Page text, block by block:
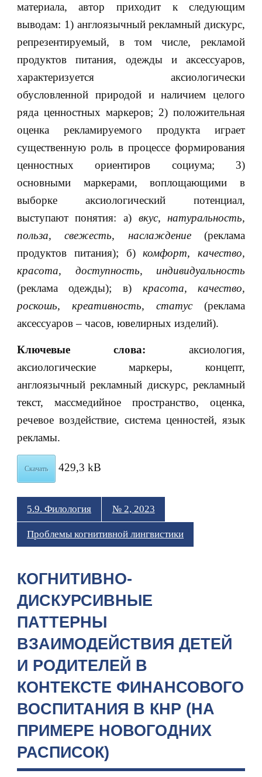
материала, автор приходит к следующим
выводам: 1) англоязычный рекламный дискурс,
репрезентируемый, в том числе, рекламой
продуктов питания, одежды и аксессуаров,
характеризуется аксиологически
обусловленной природой и наличием целого
ряда ценностных маркеров; 2) положительная
оценка рекламируемого продукта играет
существенную роль в процессе формирования
ценностных ориентиров социума; 3)
основными маркерами, воплощающими в
выборке аксиологический потенциал,
выступают понятия: а) вкус, натуральность,
польза, свежесть, наслаждение(реклама
продуктов питания); б)комфорт, качество,
красота, доступность, индивидуальность
(реклама одежды); в) красота, качество,
роскошь, креативность, статус(реклама
аксессуаров – часов, ювелирных изделий).
Ключевые слова:аксиология,
аксиологические маркеры, концепт,
англоязычный рекламный дискурс, рекламный
текст, массмедийное пространство, оценка,
речевое воздействие, система ценностей, язык
рекламы.
Скачать 429,3 kB
5.9. Филология № 2, 2023
Проблемы когнитивной лингвистики
КОГНИТИВНО-
ДИСКУРСИВНЫЕ
ПАТТЕРНЫ
ВЗАИМОДЕЙСТВИЯ ДЕТЕЙ
И РОДИТЕЛЕЙ В
КОНТЕКСТЕ ФИНАНСОВОГО
ВОСПИТАНИЯ В КНР (НА
ПРИМЕРЕ НОВОГОДНИХ
РАСПИСОК)